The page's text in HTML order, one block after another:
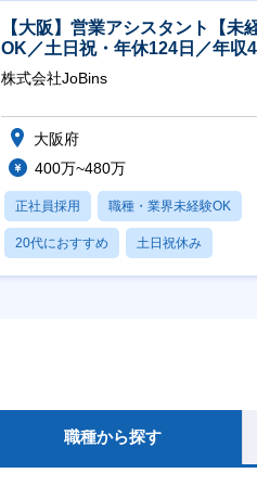
【大阪】営業アシスタント【未
OK／土日祝・年休124日／年収
万～／転勤なし】
株式会社JoBins
大阪府
400万~480万
正社員採用 職種・業界未経験OK
20代におすすめ 土日祝休み
休日120日以上
職種から探す